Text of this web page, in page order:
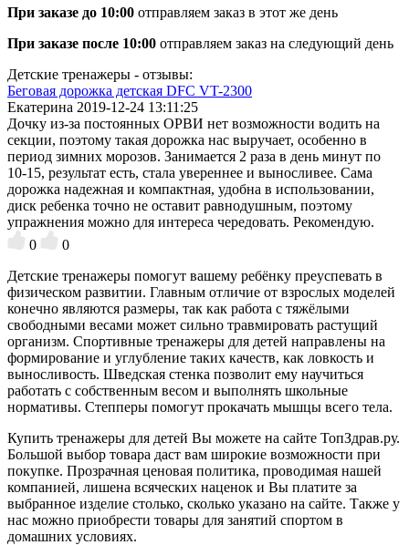
При заказе до 10:00 отправляем заказ в этот же день
При заказе после 10:00 отправляем заказ на следующий день
Детские тренажеры - отзывы:
Беговая дорожка детская DFC VT-2300
Екатерина 2019-12-24 13:11:25
Дочку из-за постоянных ОРВИ нет возможности водить на
секции, поэтому такая дорожка нас выручает, особенно в
период зимних морозов. Занимается 2 раза в день минут по
10-15, результат есть, стала увереннее и выносливее. Сама
дорожка надежная и компактная, удобна в использовании,
диск ребенка точно не оставит равнодушным, поэтому
упражнения можно для интереса чередовать. Рекомендую.
0
0
Детские тренажеры помогут вашему ребёнку преуспевать в
физическом развитии. Главным отличие от взрослых моделей
конечно являются размеры, так как работа с тяжёлыми
свободными весами может сильно травмировать растущий
организм. Спортивные тренажеры для детей направлены на
формирование и углубление таких качеств, как ловкость и
выносливость. Шведская стенка позволит ему научиться
работать с собственным весом и выполнять школьные
нормативы. Степперы помогут прокачать мышцы всего тела.
Купить тренажеры для детей Вы можете на сайте ТопЗдрав.ру.
Большой выбор товара даст вам широкие возможности при
покупке. Прозрачная ценовая политика, проводимая нашей
компанией, лишена всяческих наценок и Вы платите за
выбранное изделие столько, сколько указано на сайте. Также у
нас можно приобрести товары для занятий спортом в
домашних условиях.